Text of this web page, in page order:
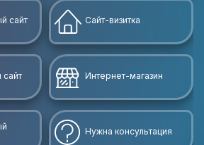
сайт Сайт-визитка
Интернет-магазин
Нужна консультация